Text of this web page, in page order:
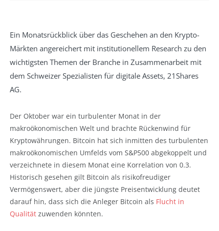
Ein Monatsrückblick über das Geschehen an den Krypto-
Märkten angereichert mit institutionellem Research zu den
wichtigsten Themen der Branche in Zusammenarbeit mit
dem Schweizer Spezialisten für digitale Assets, 21Shares
AG.
Der Oktober war ein turbulenter Monat in der
makroökonomischen Welt und brachte Rückenwind für
Kryptowährungen. Bitcoin hat sich inmitten des turbulenten
makroökonomischen Umfelds vom S&P500 abgekoppelt und
verzeichnete in diesem Monat eine Korrelation von 0.3.
Historisch gesehen gilt Bitcoin als risikofreudiger
Vermögenswert, aber die jüngste Preisentwicklung deutet
darauf hin, dass sich die Anleger Bitcoin als Flucht in
Qualität zuwenden könnten.